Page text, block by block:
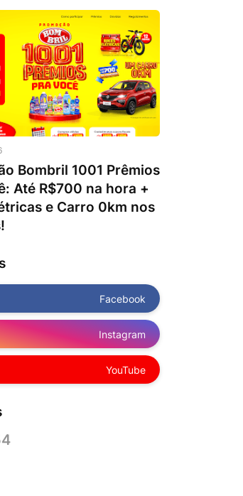
Bombril 1001 Prêmios
Até R$700 na hora +
e Carro 0km nos
Facebook
Instagram
YouTube